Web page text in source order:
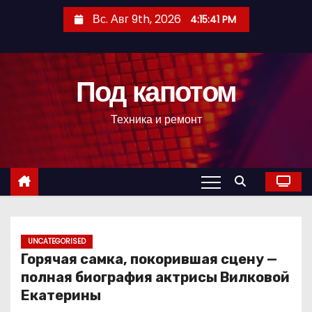
с
Вс. Авг 9th, 2026 4:15:42 PM
Под капотом
Техника и ремонт
UNCATEGORISED
Горячая самка, покорившая сцену —
полная биография актрисы Вилковой
Екатерины